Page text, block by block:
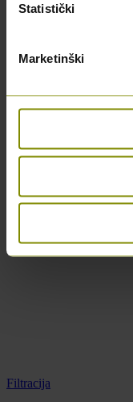
Statistički
Marketinški
Filtracija